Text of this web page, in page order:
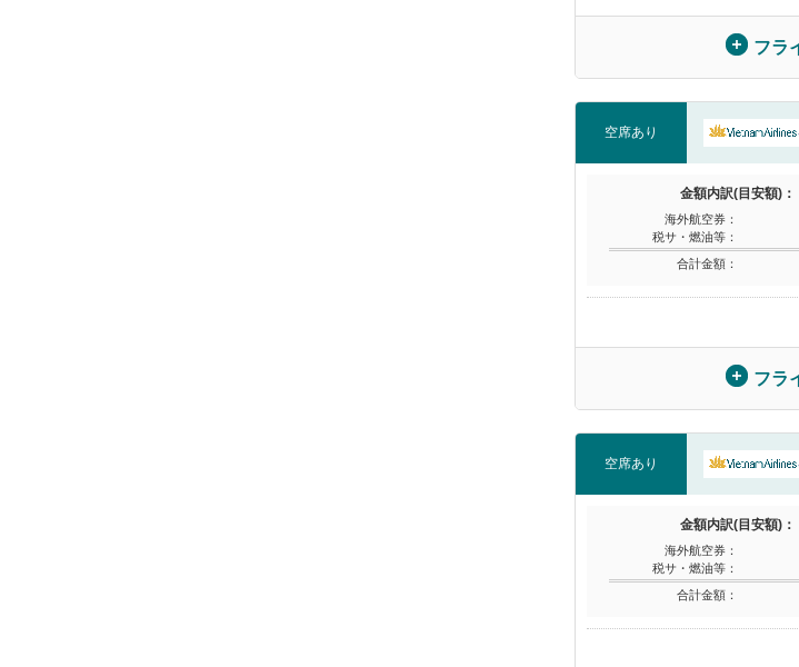
フラ
空席あり
金額内訳(目安額)：
海外航空券：
税サ・燃油等：
合計金額：
フラ
空席あり
金額内訳(目安額)：
海外航空券：
税サ・燃油等：
合計金額：